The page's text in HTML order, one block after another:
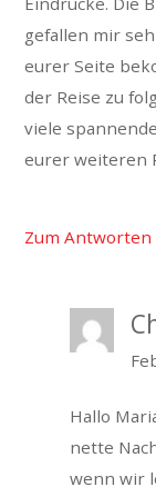
gefallen mir
eurer Seite
der Reise zu
viele
eurer weiteren
Zum Antworten
Hallo
nette
wenn wir